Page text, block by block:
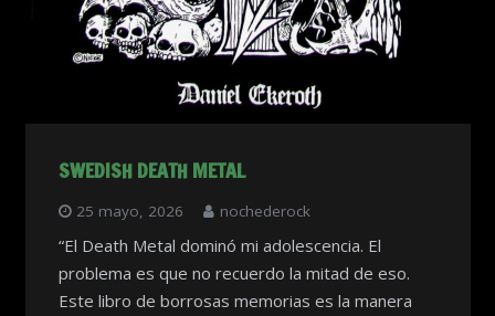
SWEDISH DEATH METAL
25 mayo, 2026 nochederock
“El Death Metal dominó mi adolescencia. El
problema es que no recuerdo la mitad de eso.
Este libro de borrosas memorias es la manera